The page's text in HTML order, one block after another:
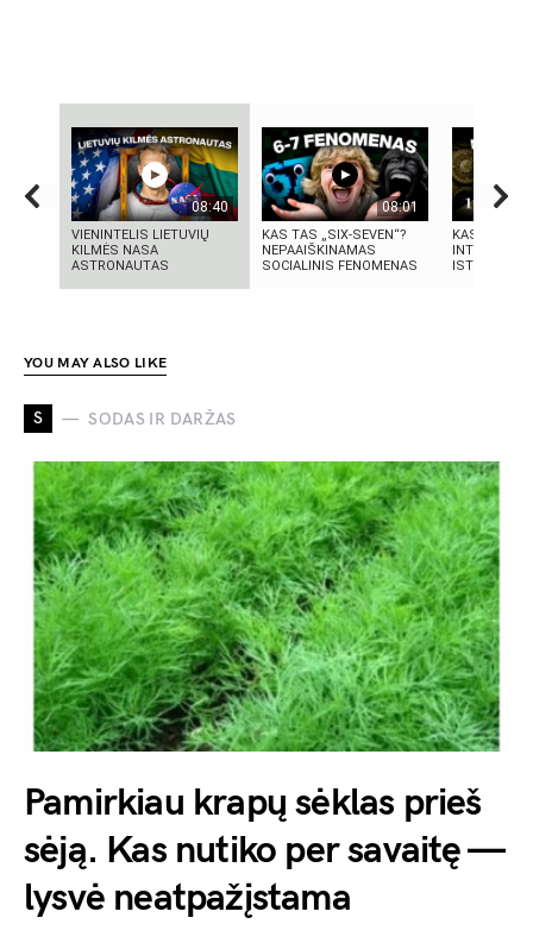
08:40
VIENINTELIS LIETUVIŲ
KILMĖS NASA
ASTRONAUTAS
08:01
KAS TAS „SIX-SEVEN“?
NEPAAIŠKINAMAS
SOCIALINIS FENOMENAS
KAS
ISTORIJA IR
YOU MAY ALSO LIKE
S SODAS IR DARŽAS
Pamirkiau krapų sėklas prieš
sėją. Kas nutiko per savaitę —
lysvė neatpažįstama